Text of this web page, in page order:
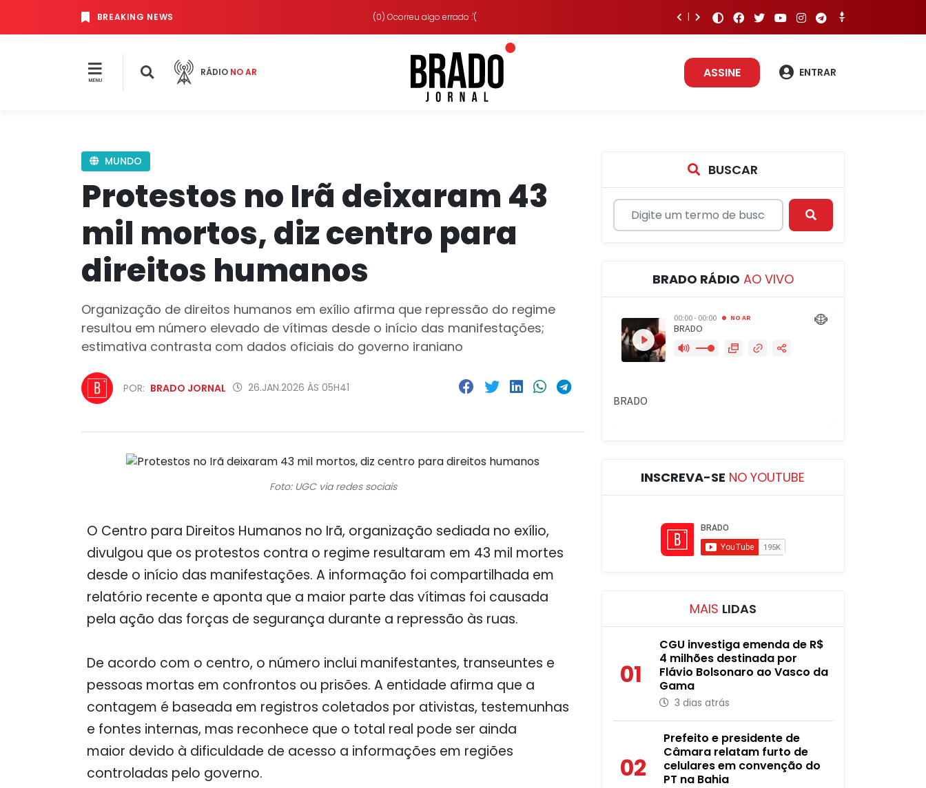
BREAKING NEWS (0) Ocorreu algo errado :'(
MENU
RÁDIO NO AR ASSINE ENTRAR
MUNDO
Protestos no Irã deixaram 43
mil mortos, diz centro para
direitos humanos
Organização de direitos humanos em exílio afirma que repressão do regime
resultou em número elevado de vítimas desde o início das manifestações;
estimativa contrasta com dados oficiais do governo iraniano
POR: BRADO JORNAL 26.JAN.2026 ÀS 05H41
Foto: UGC via redes sociais
O Centro para Direitos Humanos no Irã, organização sediada no exílio,
divulgou que os protestos contra o regime resultaram em 43 mil mortes
desde o início das manifestações. A informação foi compartilhada em
relatório recente e aponta que a maior parte das vítimas foi causada
pela ação das forças de segurança durante a repressão às ruas.
De acordo com o centro, o número inclui manifestantes, transeuntes e
pessoas mortas em confrontos ou prisões. A entidade afirma que a
contagem é baseada em registros coletados por ativistas, testemunhas
e fontes internas, mas reconhece que o total real pode ser ainda
maior devido à dificuldade de acesso a informações em regiões
controladas pelo governo.
BUSCAR
BRADO RÁDIO AO VIVO
INSCREVA-SE NO YOUTUBE
MAIS LIDAS
01
CGU investiga emenda de R$
4 milhões destinada por
Flávio Bolsonaro ao Vasco da
Gama
3 dias atrás
02
Prefeito e presidente de
Câmara relatam furto de
celulares em convenção do
PT na Bahia